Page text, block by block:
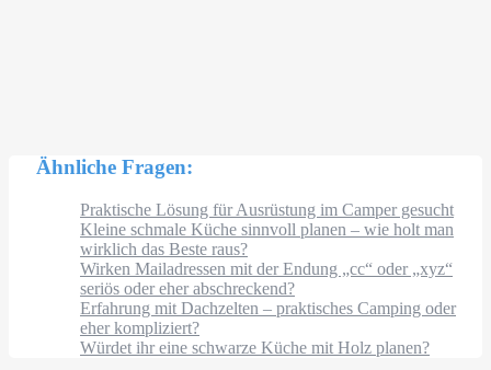
Ähnliche Fragen:
Praktische Lösung für Ausrüstung im Camper gesucht
Kleine schmale Küche sinnvoll planen – wie holt man
wirklich das Beste raus?
Wirken Mailadressen mit der Endung „cc“ oder „xyz“
seriös oder eher abschreckend?
Erfahrung mit Dachzelten – praktisches Camping oder
eher kompliziert?
Würdet ihr eine schwarze Küche mit Holz planen?